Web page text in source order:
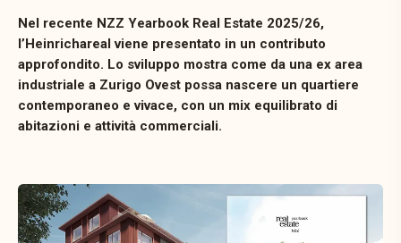
Nel recente NZZ Yearbook Real Estate 2025/26,
l’Heinrichareal viene presentato in un contributo
approfondito. Lo sviluppo mostra come da una ex area
industriale a Zurigo Ovest possa nascere un quartiere
contemporaneo e vivace, con un mix equilibrato di
abitazioni e attività commerciali.